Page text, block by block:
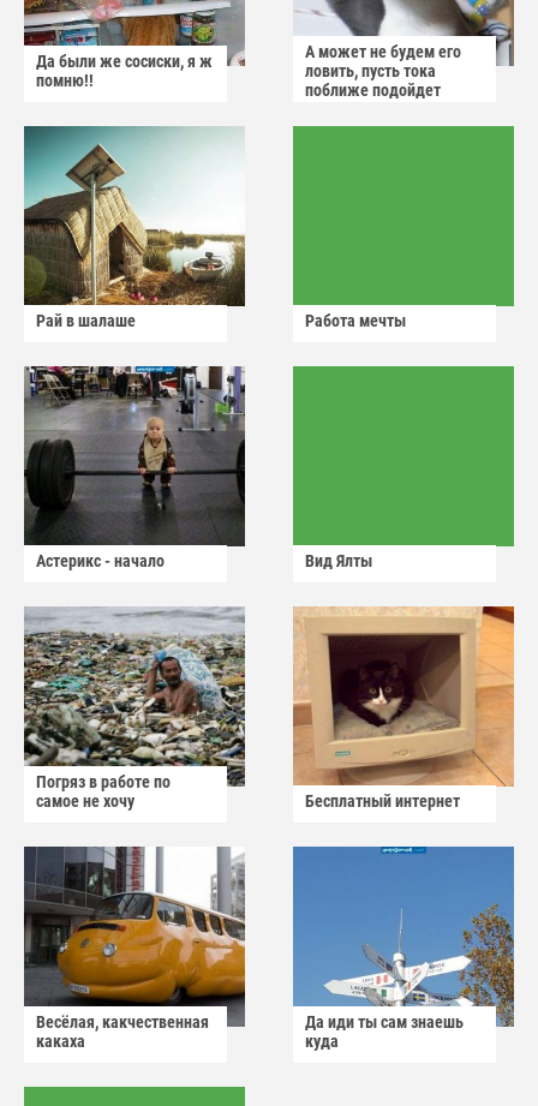
Да были же сосиски, я ж
помню!!
А может не будем его
ловить, пусть тока
поближе подойдет
Рай в шалаше Работа мечты
Астерикс - начало Вид Ялты
Погряз в работе по
самое не хочу
Бесплатный интернет
Весёлая, какчественная
какаха
Да иди ты сам знаешь
куда